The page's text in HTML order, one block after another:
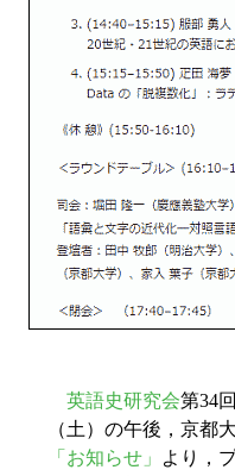
英語史研究会第34
（土）の午後，京都
「お知らせ」
より，